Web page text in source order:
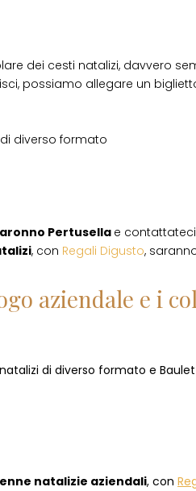
dei cesti natalizi, davvero
possiamo allegare un
diverso formato
Pertusella e
, con Regali Digusto,
aziendale e i
di diverso formato e
natalizie aziendali, con